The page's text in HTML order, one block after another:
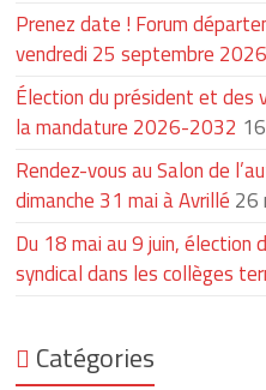
Prenez date ! Forum
vendredi 25 septembre 2026
Élection du président et des
la mandature 2026-2032
Rendez-vous au Salon de
dimanche 31 mai à Avrillé 26
Du 18 mai au 9 juin, élection
syndical dans les collèges
Catégories